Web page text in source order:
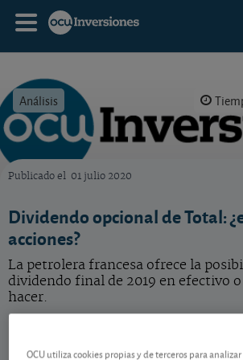
Análisis
Publicado el 01 julio 2020
Dividendo opcional de Total:
acciones?
La petrolera francesa ofrece la
dividendo final de 2019 en efectivo o
hacer.
FR0000120271
OCU utiliza cookies propias y de terceros para